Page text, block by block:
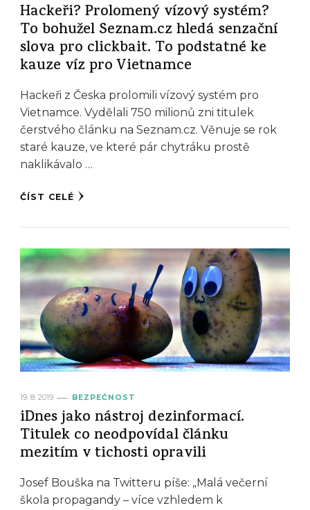
Hackeři? Prolomený vízový systém?
To bohužel Seznam.cz hledá senzační
slova pro clickbait. To podstatné ke
kauze víz pro Vietnamce
Hackeři z Česka prolomili vízový systém pro
Vietnamce. Vydělali 750 milionů zni titulek
čerstvého článku na Seznam.cz. Věnuje se rok
staré kauze, ve které pár chytráku prostě
naklikávalo …
ČÍST CELÉ
19. 8. 2019 BEZPEČNOST
iDnes jako nástroj dezinformací.
Titulek co neodpovídal článku
mezitím v tichosti opravili
Josef Bouška na Twitteru píše: „Malá večerní
škola propagandy – více vzhledem k